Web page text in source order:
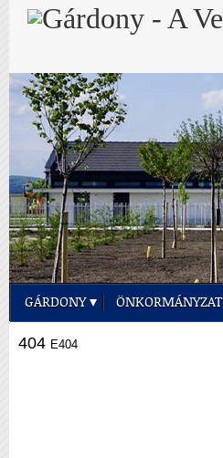
GÁRDONY ÖNKORMÁNYZAT
404 E404